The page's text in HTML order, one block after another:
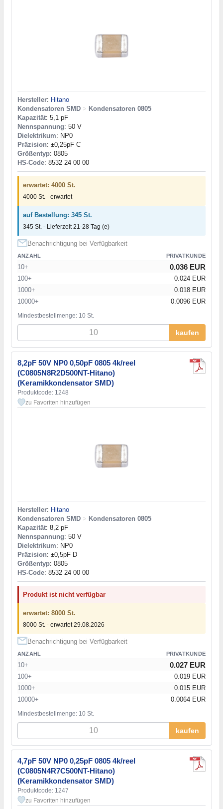
Hersteller: Hitano
Kondensatoren SMD > Kondensatoren 0805
Kapazität: 5,1 pF
Nennspannung: 50 V
Dielektrikum: NP0
Präzision: ±0,25pF C
Größentyp: 0805
HS-Code: 8532 24 00 00
erwartet: 4000 St.
4000 St. - erwartet
auf Bestellung: 345 St.
345 St. - Lieferzeit 21-28 Tag (e)
Benachrichtigung bei Verfügbarkeit
ANZAHL PRIVATKUNDE
10+ 0.036 EUR
100+
0.024 EUR
1000+
0.018 EUR
10000+
0.0096 EUR
Mindestbestellmenge: 10 St.
kaufen
8,2pF 50V NP0 0,50pF 0805 4k/reel
(C0805N8R2D500NT-Hitano)
(Keramikkondensator SMD)
Produktcode: 1248
zu Favoriten hinzufügen
Hersteller: Hitano
Kondensatoren SMD > Kondensatoren 0805
Kapazität: 8,2 pF
Nennspannung: 50 V
Dielektrikum: NP0
Präzision: ±0,5pF D
Größentyp: 0805
HS-Code: 8532 24 00 00
Produkt ist nicht verfügbar
erwartet: 8000 St.
8000 St. - erwartet 29.08.2026
Benachrichtigung bei Verfügbarkeit
ANZAHL PRIVATKUNDE
10+ 0.027 EUR
100+
0.019 EUR
1000+
0.015 EUR
10000+
0.0064 EUR
Mindestbestellmenge: 10 St.
kaufen
4,7pF 50V NP0 0,25pF 0805 4k/reel
(C0805N4R7C500NT-Hitano)
(Keramikkondensator SMD)
Produktcode: 1247
zu Favoriten hinzufügen